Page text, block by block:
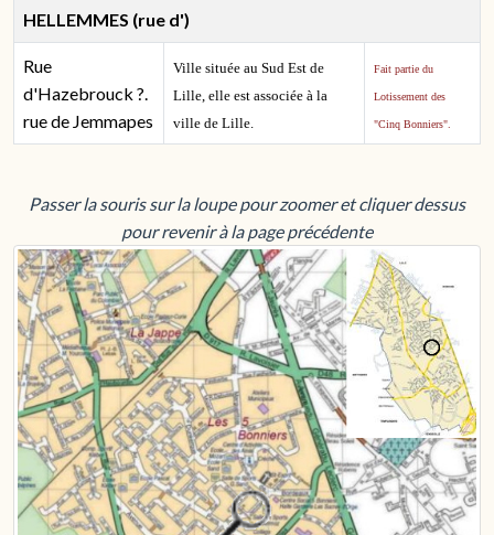
HELLEMMES (rue d')
Rue
d'Hazebrouck ?.
rue de Jemmapes
Ville située au Sud Est de
Lille, elle est associée à la
ville de Lille.
Fait partie du
Lotissement des
"Cinq Bonniers".
Passer la souris sur la loupe pour zoomer et cliquer dessus
pour revenir à la page précédente